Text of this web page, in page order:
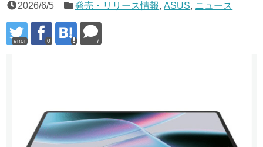
2026/6/5 発売・リリース情報,ASUS, ニュース
error 0 7